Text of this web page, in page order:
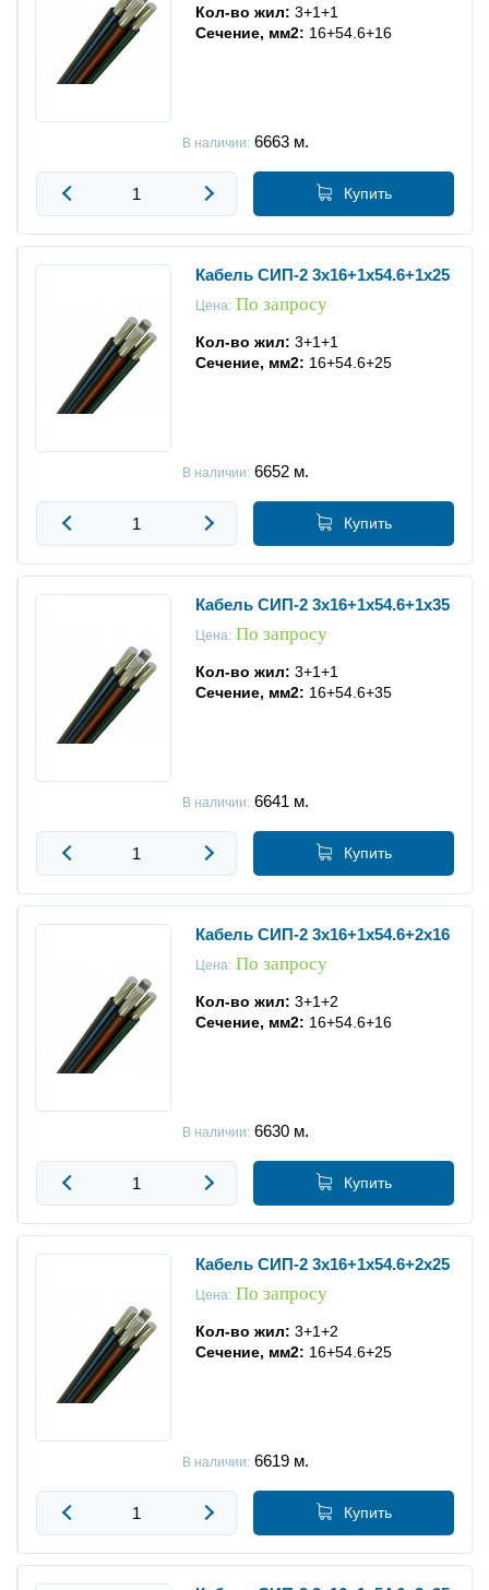
Кол-во жил: 3+1+1
Сечение, мм2: 16+54.6+16
В наличии:6663 м.
Купить
Кабель СИП-2 3x16+1x54.6+1x25
Цена:По запросу
Кол-во жил: 3+1+1
Сечение, мм2: 16+54.6+25
В наличии:6652 м.
Купить
Кабель СИП-2 3x16+1x54.6+1x35
Цена:По запросу
Кол-во жил: 3+1+1
Сечение, мм2: 16+54.6+35
В наличии:6641 м.
Купить
Кабель СИП-2 3x16+1x54.6+2x16
Цена:По запросу
Кол-во жил: 3+1+2
Сечение, мм2: 16+54.6+16
В наличии:6630 м.
Купить
Кабель СИП-2 3x16+1x54.6+2x25
Цена:По запросу
Кол-во жил: 3+1+2
Сечение, мм2: 16+54.6+25
В наличии:6619 м.
Купить